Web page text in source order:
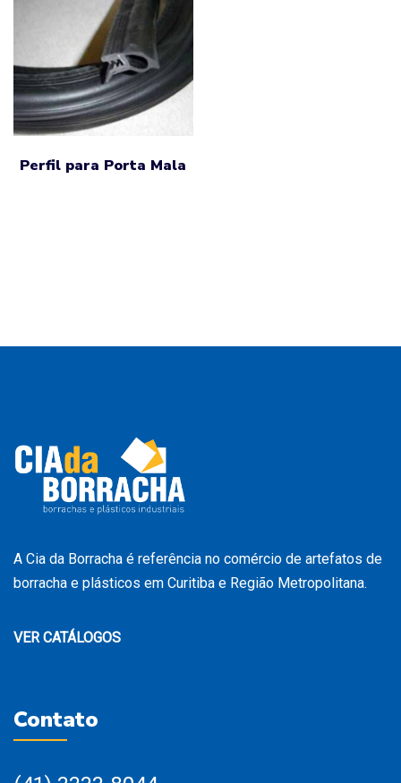
Perfil para Porta Mala
A Cia da Borracha é referência no comércio de artefatos de
borracha e plásticos em Curitiba e Região Metropolitana.
VER CATÁLOGOS
Contato